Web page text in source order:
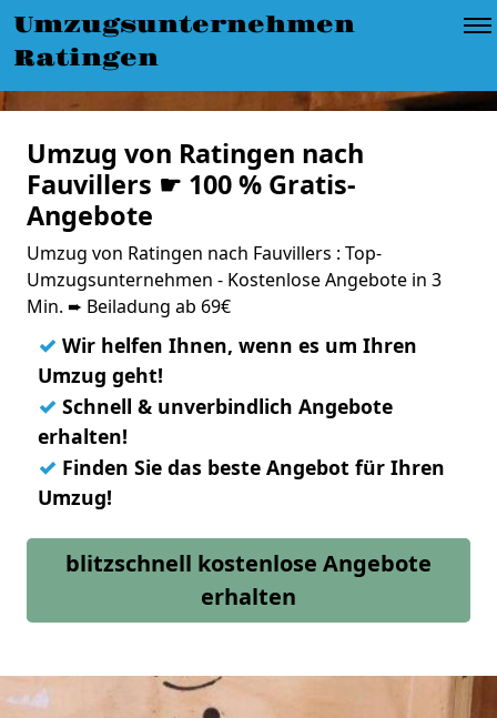
Umzugsunternehmen
Ratingen
Umzug von Ratingen nach
Fauvillers ☛ 100 % Gratis-
Angebote
Umzug von Ratingen nach Fauvillers : Top-
Umzugsunternehmen - Kostenlose Angebote in 3
Min. ➨ Beiladung ab 69€
✓ Wir helfen Ihnen, wenn es um Ihren
Umzug geht!
✓ Schnell & unverbindlich Angebote
erhalten!
✓ Finden Sie das beste Angebot für Ihren
Umzug!
blitzschnell kostenlose Angebote
erhalten